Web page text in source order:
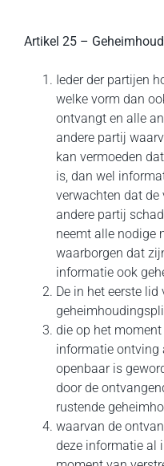
Artikel 25 –
Ieder der partijen
welke vorm dan
ontvangt en alle
andere partij
kan vermoeden
is, dan wel
verwachten dat de
andere partij
neemt alle nodige
waarborgen dat
informatie ook
De in het eerste
die op het
informatie ontving
openbaar is
door de
rustende
waarvan de
deze informatie al